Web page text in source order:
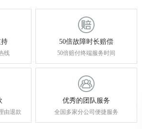
线
50倍故障时长赔偿
50倍赔付终端服务时间
由退款
优秀的团队服务
全国多家分公司便捷服务